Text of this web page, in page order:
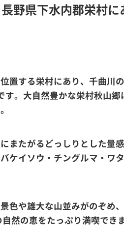
野県下水内郡栄村に
置する栄村にあり、千曲川
。大自然豊かな栄村秋山
またがるどっしりとした量
ケイソウ・チングルマ・ワ
色や雄大な山並みがのぞめ
然の恵をたっぷり満喫できま